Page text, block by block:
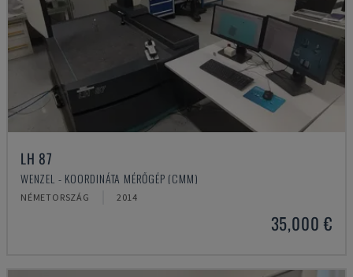
LH 87
WENZEL - KOORDINÁTA MÉRŐGÉP (CMM)
NÉMETORSZÁG 2014
35,000 €